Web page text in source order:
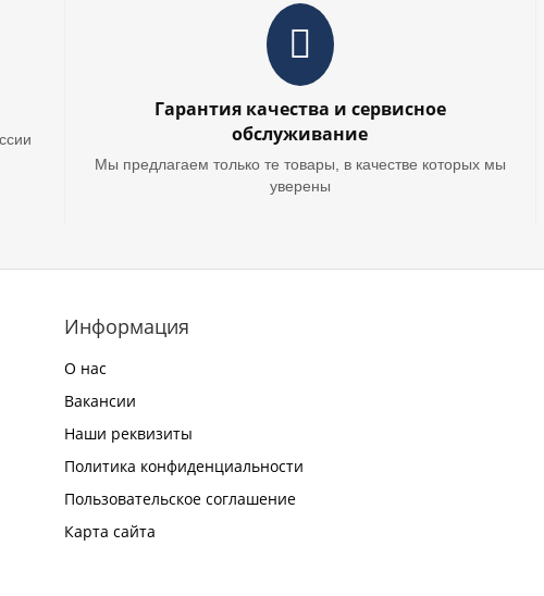
Гарантия качества и сервисное
обслуживание
Мы предлагаем только те товары, в качестве которых мы
уверены
Информация
О нас
Вакансии
Наши реквизиты
Политика конфиденциальности
Пользовательское соглашение
Карта сайта